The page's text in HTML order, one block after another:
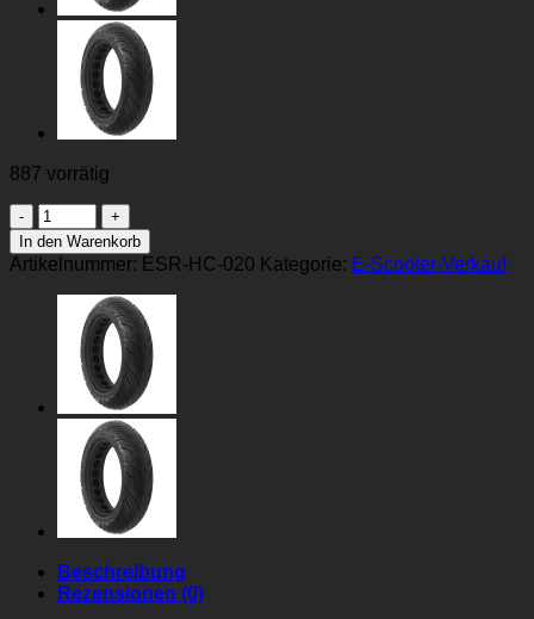
887 vorrätig
ODYS
Alpha
X3
Pro
Vollgummi
Reifen
10x2.5
(60/70-
Honeycomb
Menge
In den Warenkorb
Artikelnummer: ESR-HC-020 Kategorie: E-Scooter-Verkauf
Beschreibung
Rezensionen (0)